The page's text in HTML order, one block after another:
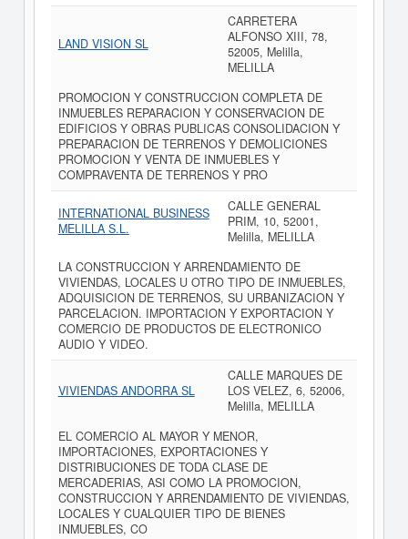
LAND VISION SL
CARRETERA
ALFONSO XIII, 78,
52005, Melilla,
MELILLA
PROMOCION Y CONSTRUCCION COMPLETA DE
INMUEBLES REPARACION Y CONSERVACION DE
EDIFICIOS Y OBRAS PUBLICAS CONSOLIDACION Y
PREPARACION DE TERRENOS Y DEMOLICIONES
PROMOCION Y VENTA DE INMUEBLES Y
COMPRAVENTA DE TERRENOS Y PRO
INTERNATIONAL BUSINESS
MELILLA S.L.
CALLE GENERAL
PRIM, 10, 52001,
Melilla, MELILLA
LA CONSTRUCCION Y ARRENDAMIENTO DE
VIVIENDAS, LOCALES U OTRO TIPO DE INMUEBLES,
ADQUISICION DE TERRENOS, SU URBANIZACION Y
PARCELACION. IMPORTACION Y EXPORTACION Y
COMERCIO DE PRODUCTOS DE ELECTRONICO
AUDIO Y VIDEO.
VIVIENDAS ANDORRA SL
CALLE MARQUES DE
LOS VELEZ, 6, 52006,
Melilla, MELILLA
EL COMERCIO AL MAYOR Y MENOR,
IMPORTACIONES, EXPORTACIONES Y
DISTRIBUCIONES DE TODA CLASE DE
MERCADERIAS, ASI COMO LA PROMOCION,
CONSTRUCCION Y ARRENDAMIENTO DE VIVIENDAS,
LOCALES Y CUALQUIER TIPO DE BIENES
INMUEBLES, CO